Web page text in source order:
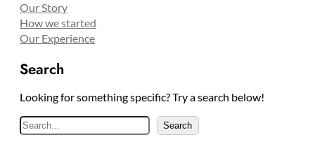
Our Story
How we started
Our Experience
Search
Looking for something specific? Try a search below!
e
Search